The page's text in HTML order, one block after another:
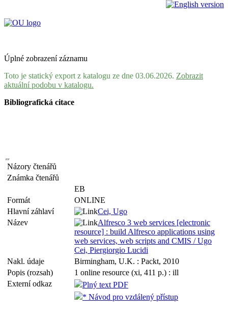
Úplné zobrazení záznamu
Toto je statický export z katalogu ze dne 03.06.2026. Zobrazit
aktuální podobu v katalogu.
Bibliografická citace
Názory čtenářů
Známka čtenářů
EB
Formát
ONLINE
Hlavní záhlaví
Cei, Ugo
Název
Alfresco 3 web services [electronic
resource] : build Alfresco applications using
web services, web scripts and CMIS / Ugo
Cei, Piergiorgio Lucidi
Nakl. údaje
Birmingham, U.K. : Packt, 2010
Popis (rozsah)
1 online resource (xi, 411 p.) : ill
Externí odkaz
Plný text PDF
* Návod pro vzdálený přístup